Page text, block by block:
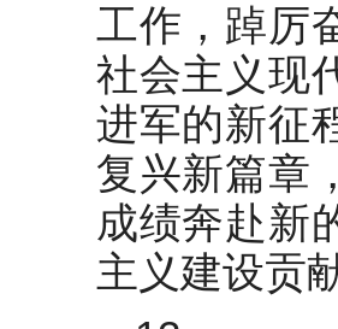
工作，踔厉
社会主义现
进军的新征
复兴新篇章
成绩奔赴新
主义建设贡